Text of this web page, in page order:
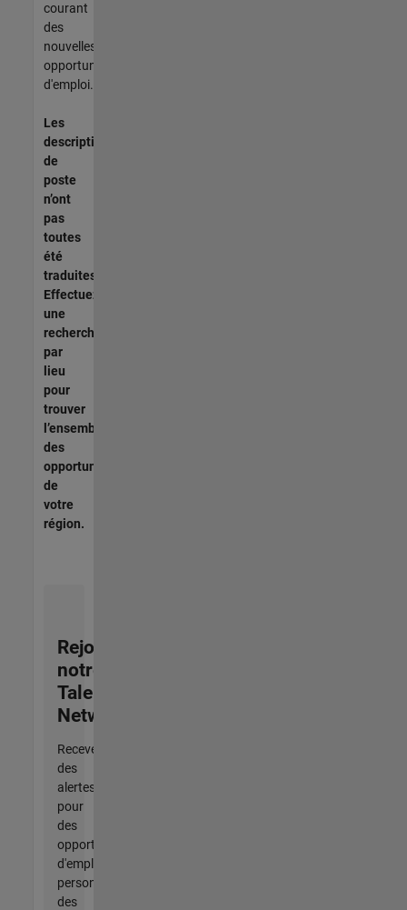
courant
des
nouvelles
opportunités
d'emploi.
Les
descriptions
de
poste
n’ont
pas
toutes
été
traduites.
Effectuez
une
recherche
par
lieu
pour
trouver
l’ensemble
des
opportunités
de
votre
région.
Rejoignez
notre
Talent
Network
Recevez
des
alertes
pour
des
opportunités
d'emploi
personnalisées,
des